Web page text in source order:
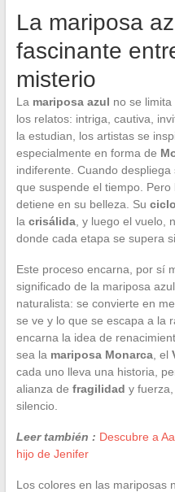
La mariposa
fascinante
misterio
La mariposa azul no se
los relatos: intriga, cautiva,
la estudian, los artistas se
especialmente en forma de
indiferente. Cuando
que suspende el tiempo. Pero
detiene en su belleza. Su
la crisálida, y luego el vuelo,
donde cada etapa se supera
Este proceso encarna, por sí
significado de la mariposa
naturalista: se convierte en
se ve y lo que se escapa a la
encarna la idea de
sea la mariposa Monarca, el
cada uno lleva una historia,
alianza de fragilidad y
silencio.
Leer también : Descubre a
hijo de Jenifer
Los colores en las mariposas